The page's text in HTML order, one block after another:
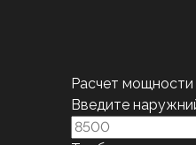
Расчет мощности
Введите